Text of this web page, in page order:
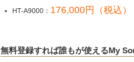
HT-A9000： 176,000円（税込）
無料登録すれば誰もが使えるMy